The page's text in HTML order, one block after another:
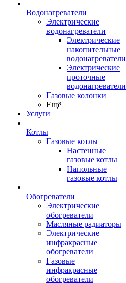
Водонагреватели
Электрические
водонагреватели
Электрические
накопительные
водонагреватели
Электрические
проточные
водонагреватели
Газовые колонки
Ещё
Услуги
Котлы
Газовые котлы
Настенные
газовые котлы
Напольные
газовые котлы
Обогреватели
Электрические
обогреватели
Масляные радиаторы
Электрические
инфракрасные
обогреватели
Газовые
инфракрасные
обогреватели